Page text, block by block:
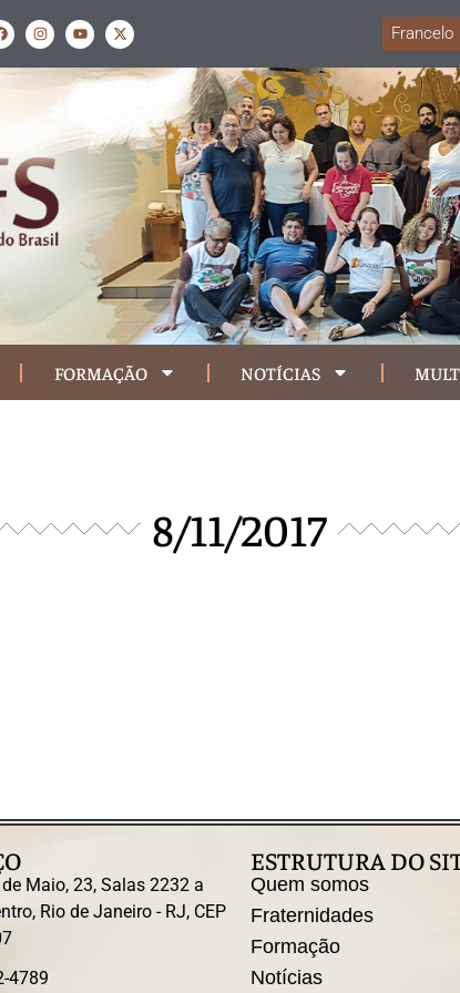
Francelo
FORMAÇÃO NOTÍCIAS
8/11/2017
de Maio, 23, Salas 2232 a
Rio de Janeiro - RJ, CEP
4789
ESTRUTURA DO
Quem somos
Fraternidades
Formação
Notícias